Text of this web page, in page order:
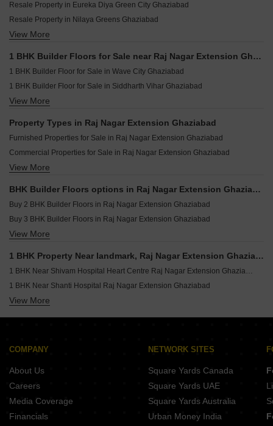
Resale Property in Eureka Diya Green City Ghaziabad
Resale Property in Nilaya Greens Ghaziabad
Resale Property in Value Meadows Vista Ghaziabad
Resale Property in Mittal Rajnagar Residency Ghaziabad
Resale Property in VVIP Addresses Ghaziabad
Resale Property in Nitishree Aura Chimera Ghaziabad
Resale Property in Gulmohur Garden Ghaziabad
View More
1 BHK Builder Floors for Sale near Raj Nagar Extension Ghaziabad
1 BHK Builder Floor for Sale in Wave City Ghaziabad
1 BHK Builder Floor for Sale in Siddharth Vihar Ghaziabad
1 BHK Builder Floor for Sale in Govindpuram Ghaziabad
1 BHK Builder Floor for Sale in Vasundhara Sector 1 Ghaziabad
1 BHK Builder Floor for Sale in Vasundhara Sector 3 Ghaziabad
1 BHK Builder Floor for Sale in Vasundhara Sector 4 Ghaziabad
1 BHK Builder Floor for Sale in Shyam Park Extension Ghaziabad
View More
Property Types in Raj Nagar Extension Ghaziabad
Furnished Properties for Sale in Raj Nagar Extension Ghaziabad
Commercial Properties for Sale in Raj Nagar Extension Ghaziabad
Flats for Sale in Raj Nagar Extension Ghaziabad
View More
BHK Builder Floors options in Raj Nagar Extension Ghaziabad
Buy 2 BHK Builder Floors in Raj Nagar Extension Ghaziabad
Buy 3 BHK Builder Floors in Raj Nagar Extension Ghaziabad
Buy 4 BHK Builder Floors in Raj Nagar Extension Ghaziabad
View More
1 BHK Property Near landmark, Raj Nagar Extension Ghaziabad
1 BHK Near Shivam Hospital Heart Centre Raj Nagar Extension Ghaziabad
1 BHK Near Shanti Hospital Raj Nagar Extension Ghaziabad
1 BHK Near Spring Dale School Raj Nagar Extension Ghaziabad
1 BHK Near Vvip Style Mall Raj Nagar Extension Ghaziabad
1 BHK Near Guldhar Railway Station Raj Nagar Extension Ghaziabad
View More
COMPANY
About Us
Careers
Media Coverage
Financials
NETWORK SITES
Square Yards Canada
Square Yards UAE
Square Yards Australia
Urban Money India